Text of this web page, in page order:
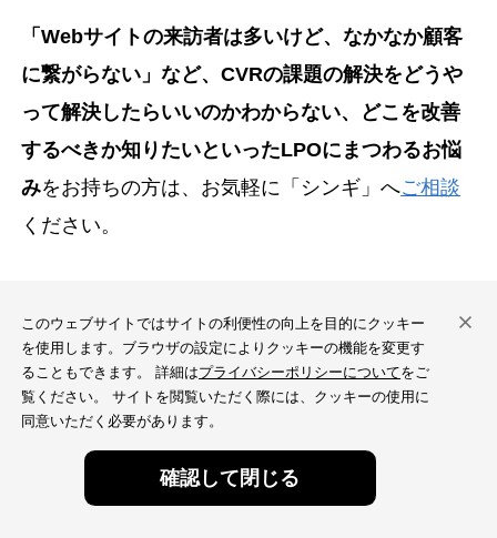
「Webサイトの来訪者は多いけど、なかなか顧客
に繋がらない」など、CVRの課題の解決をどうや
って解決したらいいのかわからない、どこを改善
するべきか知りたいといったLPOにまつわるお悩
みをお持ちの方は、お気軽に「シンギ」へご相談
ください。
サイトの改善点、2分で
診断してみませんか？
シンギDXの無料サイト診断
このウェブサイトではサイトの利便性の向上を目的にクッキー
を使用します。ブラウザの設定によりクッキーの機能を変更す
ることもできます。 詳細はプライバシーポリシーについてをご
覧ください。 サイトを閲覧いただく際には、クッキーの使用に
同意いただく必要があります。
確認して閉じる